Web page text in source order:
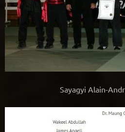
Sayagyi Alain-